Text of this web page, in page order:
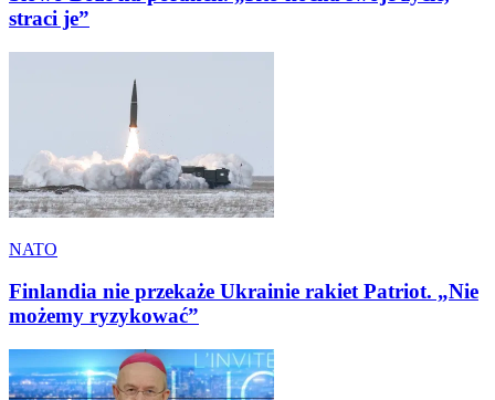
straci je”
NATO
Finlandia nie przekaże Ukrainie rakiet Patriot. „Nie
możemy ryzykować”